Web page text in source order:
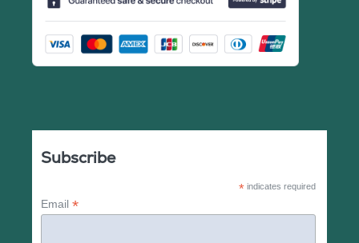
Subscribe
*indicates required
Email*